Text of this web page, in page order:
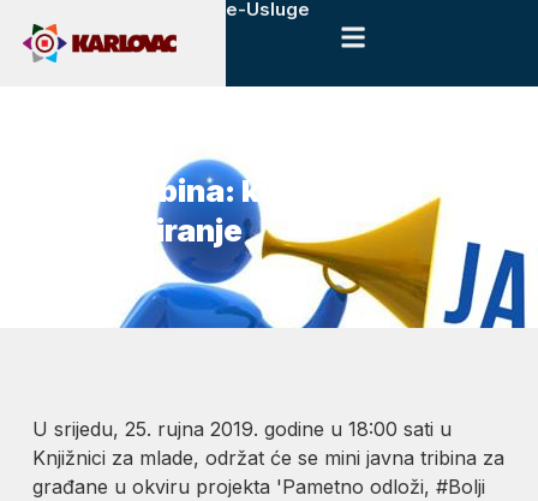
e-Usluge
Javna tribina: kućno
kompostiranje
U srijedu, 25. rujna 2019. godine u 18:00 sati u
Knjižnici za mlade, održat će se mini javna tribina za
građane u okviru projekta 'Pametno odloži, #Bolji